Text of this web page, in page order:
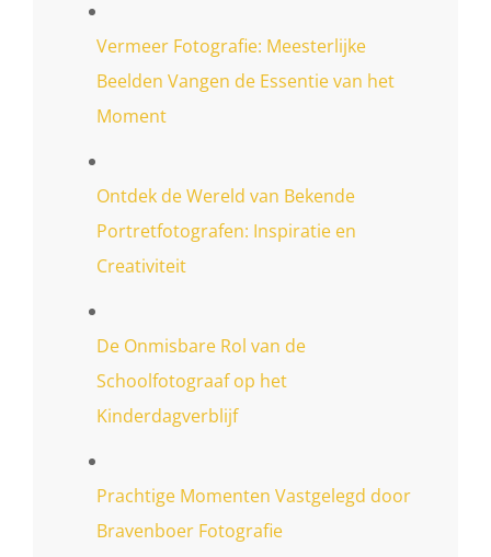
Vermeer Fotografie: Meesterlijke
Beelden Vangen de Essentie van het
Moment
Ontdek de Wereld van Bekende
Portretfotografen: Inspiratie en
Creativiteit
De Onmisbare Rol van de
Schoolfotograaf op het
Kinderdagverblijf
Prachtige Momenten Vastgelegd door
Bravenboer Fotografie